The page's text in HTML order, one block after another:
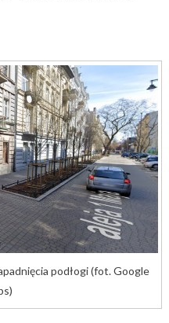
podłogi (fot. Google